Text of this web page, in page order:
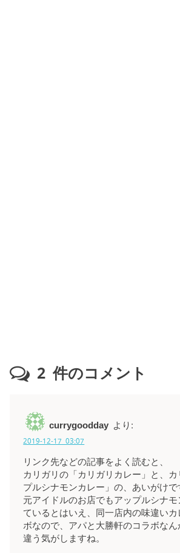
2 件のコメント
currygoodday より:
2019-12-17 03:07
リンク先などの記事をよく読むと、
カリガリの「カリガリカレー」と、
プルシナモンカレー」の、あいがけで
元アイドルのお店でもアップルシナ
ているとはいえ、同一店内の味違い
ボなので、アパと大勝軒のコラボな
違う気がしますね。